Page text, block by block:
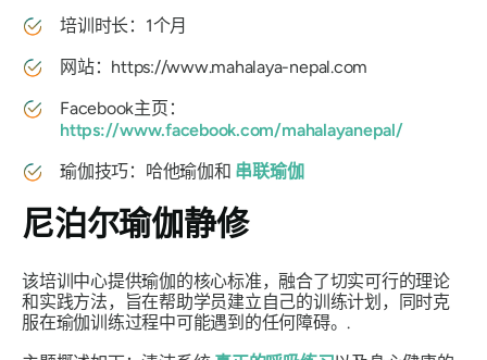
培训时长：1个月
网站：https://www.mahalaya-nepal.com
Facebook主页：
https://www.facebook.com/mahalayanepal/
瑜伽技巧：哈他瑜伽和 串联瑜伽
尼泊尔瑜伽静修
该培训中心提供瑜伽的核心标准，融合了切实可行的理论
和实践方法，旨在帮助学员建立自己的训练计划，同时克
服在瑜伽训练过程中可能遇到的任何障碍。.